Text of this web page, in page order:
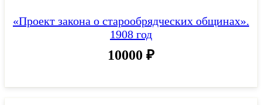
«Проект закона о старообрядческих общинах».
1908 год
10000 ₽